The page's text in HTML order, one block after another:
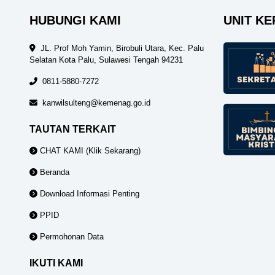
HUBUNGI KAMI
JL. Prof Moh Yamin, Birobuli Utara, Kec. Palu
Selatan Kota Palu, Sulawesi Tengah 94231
0811-5880-7272
kanwilsulteng@kemenag.go.id
TAUTAN TERKAIT
CHAT KAMI (Klik Sekarang)
Beranda
Download Informasi Penting
PPID
Permohonan Data
IKUTI KAMI
UNIT